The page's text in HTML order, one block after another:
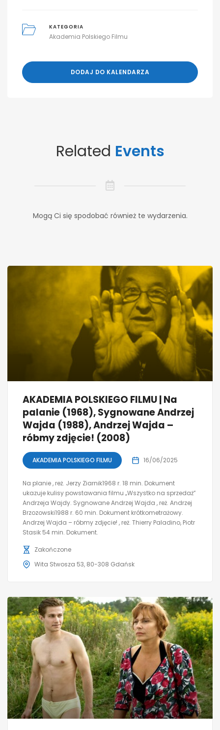
KATEGORIA
Akademia Polskiego Filmu
DODAJ DO KALENDARZA
Related Events
Mogą Ci się spodobać również te wydarzenia.
AKADEMIA POLSKIEGO FILMU | Na
palanie (1968), Sygnowane Andrzej
Wajda (1988), Andrzej Wajda –
róbmy zdjęcie! (2008)
AKADEMIA POLSKIEGO FILMU 16/06/2025
Na planie , reż. Jerzy Ziarnik1968 r. 18 min. Dokument
ukazuje kulisy powstawania filmu „Wszystko na sprzedaż”
Andrzeja Wajdy. Sygnowane Andrzej Wajda , reż. Andrzej
Brzozowski1988 r. 60 min. Dokument krótkometrażowy.
Andrzej Wajda – róbmy zdjęcie! , reż. Thierry Paladino, Piotr
Stasik 54 min. Dokument.
Zakończone
Wita Stwosza 53, 80-308 Gdańsk